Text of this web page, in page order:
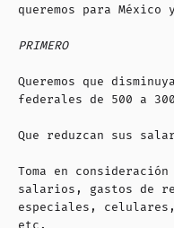
queremos para
PRIMERO
Queremos que
federales de 500 a 300
Que reduzcan sus
Toma en
salarios, gastos de
especiales,
etc.